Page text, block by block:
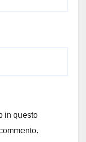
in questo